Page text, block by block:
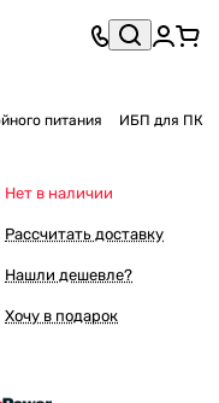
питания ИБП для ПК
Нет в наличии
Рассчитать доставку
Нашли дешевле?
Хочу в подарок